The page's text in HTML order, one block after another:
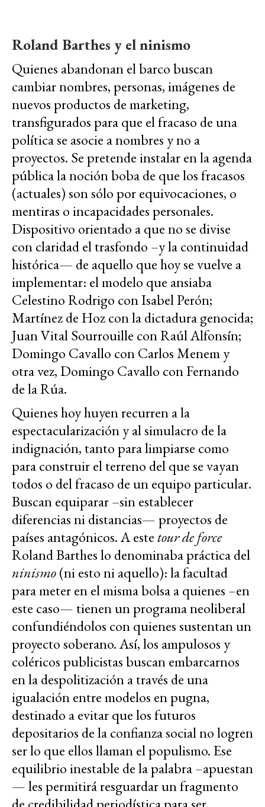
Roland Barthes y el ninismo
Quienes abandonan el barco buscan
cambiar nombres, personas, imágenes de
nuevos productos de marketing,
transfigurados para que el fracaso de una
política se asocie a nombres y no a
proyectos. Se pretende instalar en la agenda
pública la noción boba de que los fracasos
(actuales) son sólo por equivocaciones, o
mentiras o incapacidades personales.
Dispositivo orientado a que no se divise
con claridad el trasfondo –y la continuidad
histórica— de aquello que hoy se vuelve a
implementar: el modelo que ansiaba
Celestino Rodrigo con Isabel Perón;
Martínez de Hoz con la dictadura genocida;
Juan Vital Sourrouille con Raúl Alfonsín;
Domingo Cavallo con Carlos Menem y
otra vez, Domingo Cavallo con Fernando
de la Rúa.
Quienes hoy huyen recurren a la
espectacularización y al simulacro de la
indignación, tanto para limpiarse como
para construir el terreno del que se vayan
todos o del fracaso de un equipo particular.
Buscan equiparar –sin establecer
diferencias ni distancias— proyectos de
países antagónicos. A estetour de force
Roland Barthes lo denominaba práctica del
ninismo(ni esto ni aquello): la facultad
para meter en el misma bolsa a quienes –en
este caso— tienen un programa neoliberal
confundiéndolos con quienes sustentan un
proyecto soberano. Así, los ampulosos y
coléricos publicistas buscan embarcarnos
en la despolitización a través de una
igualación entre modelos en pugna,
destinado a evitar que los futuros
depositarios de la confianza social no logren
ser lo que ellos llaman el populismo. Ese
equilibrio inestable de la palabra –apuestan
— les permitirá resguardar un fragmento